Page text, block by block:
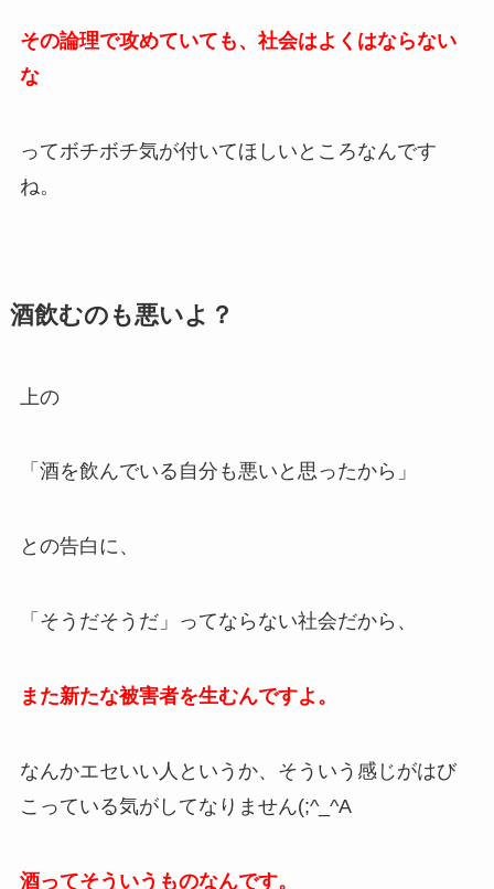
その論理で攻めていても、社会はよくはならない
な
ってボチボチ気が付いてほしいところなんです
ね。
酒飲むのも悪いよ？
上の
「酒を飲んでいる自分も悪いと思ったから」
との告白に、
「そうだそうだ」ってならない社会だから、
また新たな被害者を生むんですよ。
なんかエセいい人というか、そういう感じがはび
こっている気がしてなりません(;^_^A
酒ってそういうものなんです。